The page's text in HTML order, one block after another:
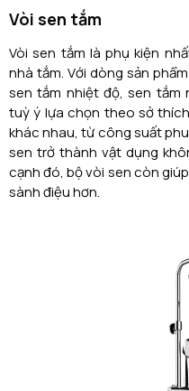
Vòi sen tắm
Vòi sen tắm là phụ kiện
nhà tắm. Với dòng sản
sen tắm nhiệt độ, sen tắm
tuỳ ý lựa chọn theo sở
khác nhau, từ công suất
sen trở thành vật dụng
cạnh đó, bộ vòi sen còn
sành điệu hơn.